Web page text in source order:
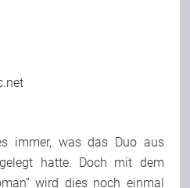
immer, was das Duo aus
hatte. Doch mit dem
wird dies noch einmal